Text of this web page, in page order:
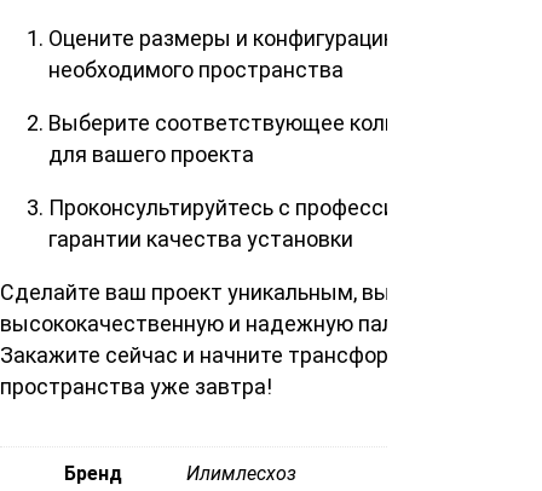
Оцените размеры и конфигурацию
необходимого пространства
Выберите соответствующее количество досок
для вашего проекта
Проконсультируйтесь с профессионалами для
гарантии качества установки
Сделайте ваш проект уникальным, выбрав нашу
высококачественную и надежную палубную доску.
Закажите сейчас и начните трансформацию вашего
пространства уже завтра!
Бренд Илимлесхоз